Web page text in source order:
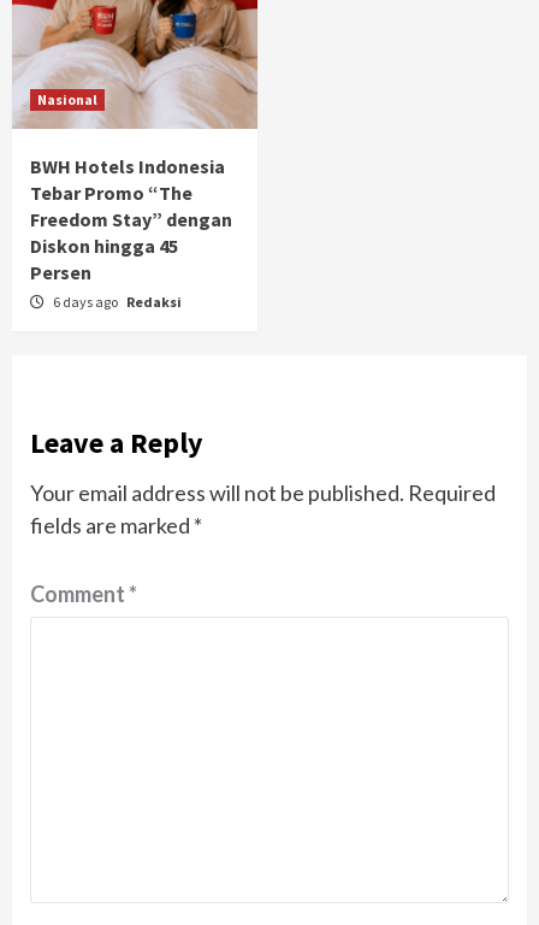
Nasional
BWH Hotels Indonesia
Tebar Promo “The
Freedom Stay” dengan
Diskon hingga 45
Persen
6 days ago Redaksi
Leave a Reply
Your email address will not be published. Required
fields are marked *
Comment*